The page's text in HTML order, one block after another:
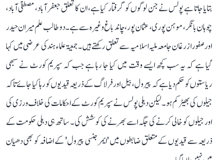
بتایا جاتا ہے پولس نے جن لوگوں کو گرفتار کیا ہے، ان کا تعلق جعفر آباد، مصطفیٰ آباد،
چوہان بانگر، موہن پوری، عثمان پور، چاند باغ وغیرہ سے ہے۔ دو طالب علم میران حیدر
اور صفورا زرغان جامعہ ملیہ اسلامیہ سے تعلق رکھتے ہیں۔ جمعیۃ علماء ہند کی عرضی میں کہا
گیا ہے کہ یہ سب کچھ ایسے وقت میں کیا جا رہا ہے جب کہ سپریم کورٹ نے سبھی
ریاستوں کو حکم دیا ہے کہ پیرول، بیل اور فرلاگ کے ذریعہ قیدیوں کو رہا کیا جائے تاکہ
جیلوں کی بھیڑ کم ہو۔ لیکن دہلی پولس نے سپریم کورٹ کے احکامات کی خلاف ورزی کی
اور جیلوں کو خالی کرنے کی جگہ اسے بھرنے کی کوشش کی۔ ساتھ ہی دہلی حکومت کے
ذریعہ سے قیدیوں کے متعلق ضابطوں میں 'ایمرجنسی پیرول' کے اضافہ کو بھی دھیان